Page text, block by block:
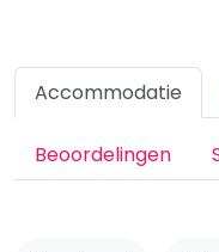
Accommodatie
Beoordelingen